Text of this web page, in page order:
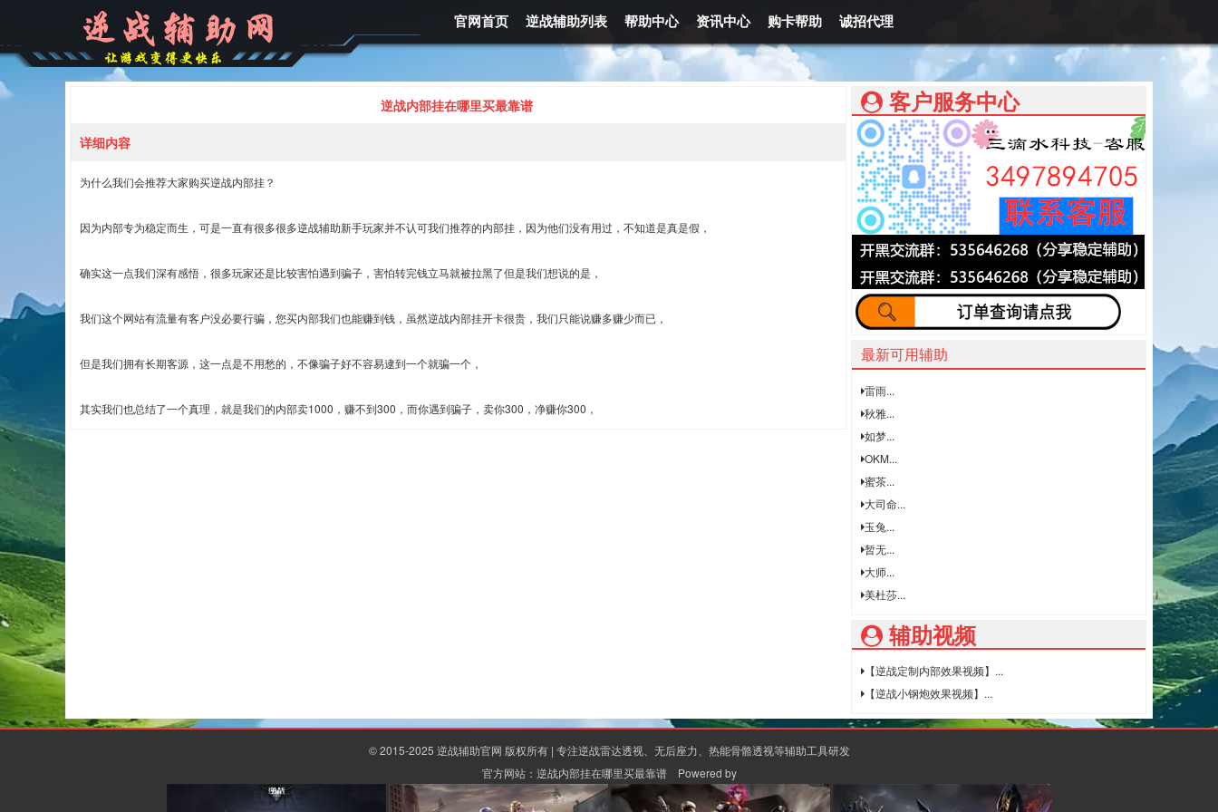
官网首页 逆战辅助列表 帮助中心 资讯中心 购卡帮助 诚招代理
逆战内部挂在哪里买最靠谱
详细内容
为什么我们会推荐大家购买逆战内部挂？
因为内部专为稳定而生，可是一直有很多很多逆战辅助新手玩家并不认可我们推荐的内部挂，因为他们没有用过，不知道是真是假，
确实这一点我们深有感悟，很多玩家还是比较害怕遇到骗子，害怕转完钱立马就被拉黑了但是我们想说的是，
我们这个网站有流量有客户没必要行骗，您买内部我们也能赚到钱，虽然逆战内部挂开卡很贵，我们只能说赚多赚少而已，
但是我们拥有长期客源，这一点是不用愁的，不像骗子好不容易逮到一个就骗一个，
其实我们也总结了一个真理，就是我们的内部卖1000，赚不到300，而你遇到骗子，卖你300，净赚你300，
客户服务中心
最新可用辅助
雷雨...
秋雅...
如梦...
OKM...
蜜茶...
大司命...
玉兔...
暂无...
大师...
美杜莎...
辅助视频
【逆战定制内部效果视频】...
【逆战小钢炮效果视频】...
© 2015-2025 逆战辅助官网 版权所有 | 专注逆战雷达透视、无后座力、热能骨骼透视等辅助工具研发
官方网站： 逆战内部挂在哪里买最靠谱Powered by